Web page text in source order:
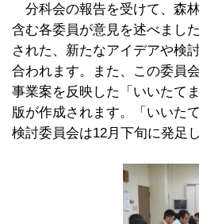
分科会の報告を受けて、森
含む各委員が意見を述べまし
された、新たなアイデアや検
合われます。また、この委員
事業案を反映した「いいたて
版が作成されます。「いいた
検討委員会は12月下旬に発足し